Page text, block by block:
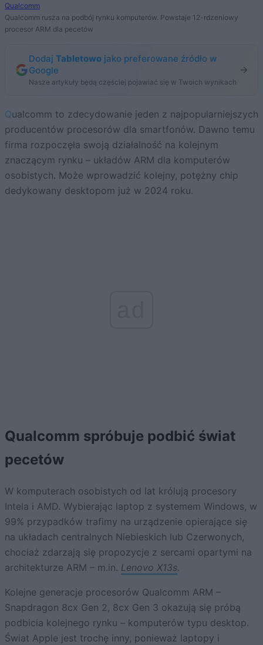
Qualcomm
Qualcomm rusza na podbój rynku komputerów. Powstaje 12-rdzeniowy
procesor ARM dla pecetów
Dodaj Tabletowo jako preferowane źródło w
Google
Nasze artykuły będą częściej pojawiać się w Twoich wynikach
Qualcomm to zdecydowanie jeden z najpopularniejszych
producentów procesorów dla smartfonów. Dawno temu
firma rozpoczęła swoją działalność na kolejnym
znaczącym rynku – układów ARM dla komputerów
osobistych. Może wprowadzić kolejny, potężny chip
dedykowany desktopom już w 2024 roku.
Qualcomm spróbuje podbić świat
pecetów
W komputerach osobistych od lat królują procesory
Intela i AMD. Wybierając laptop z systemem Windows, w
99% przypadków trafimy na urządzenie opierające się
na układach centralnych Niebieskich lub Czerwonych,
chociaż zdarzają się propozycje z sercami opartymi na
architekturze ARM – m.in. Lenovo X13s.
Kolejne generacje procesorów Qualcomm ARM –
Snapdragon 8cx Gen 2, 8cx Gen 3 okazują się próbą
podbicia kolejnego rynku – komputerów typu desktop.
Świat Apple jest trochę inny, ponieważ laptopy i